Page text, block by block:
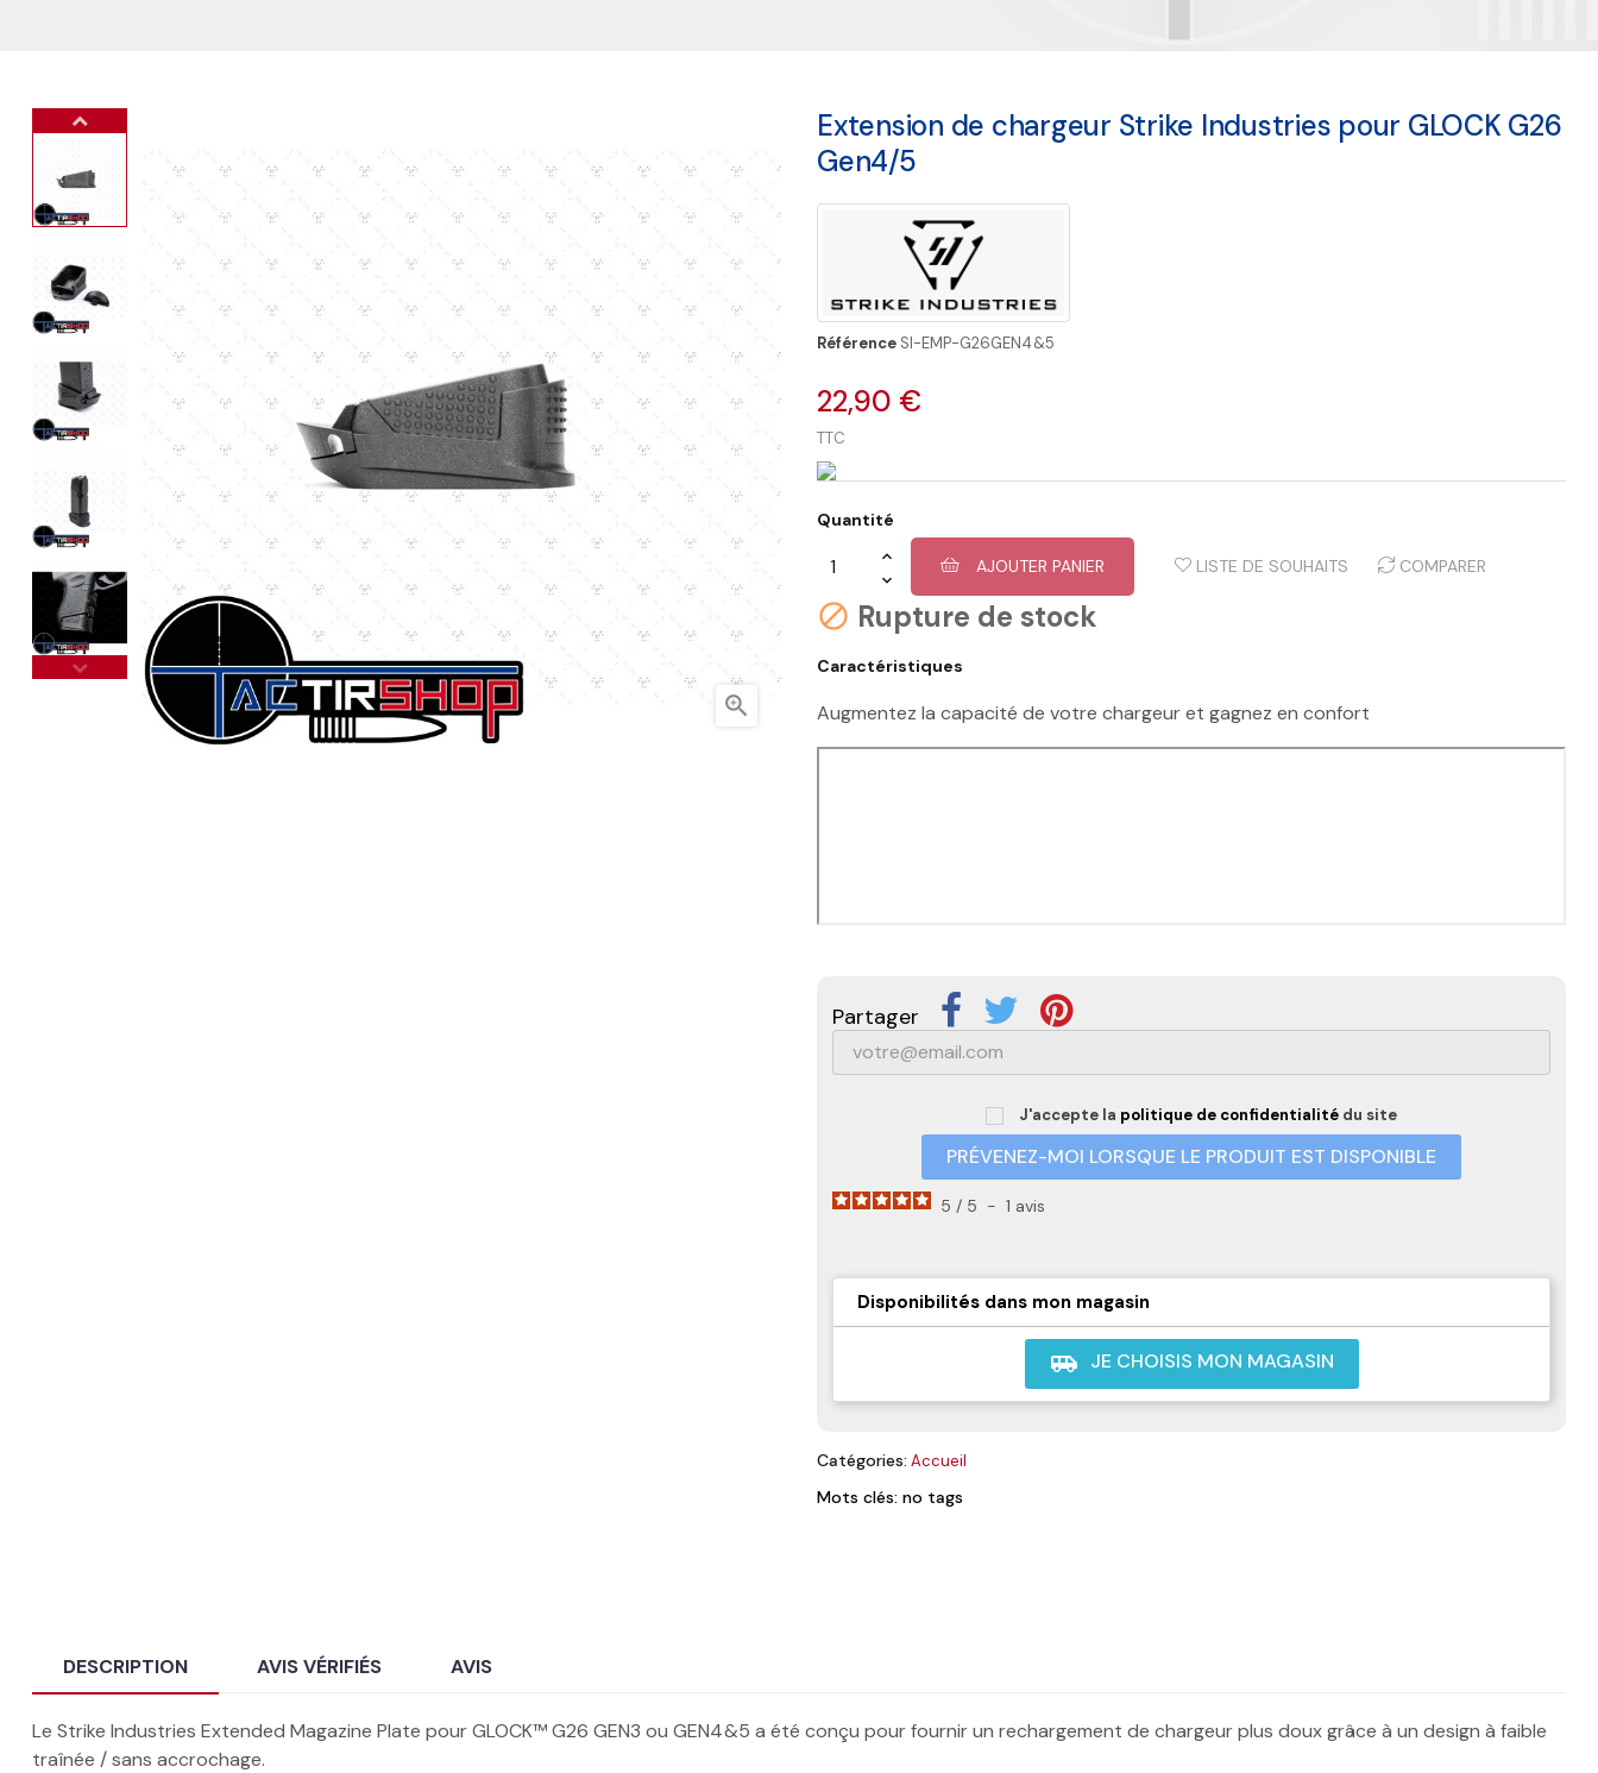

Extension de chargeur Strike Industries pour GLOCK G26
Gen4/5
Référence SI-EMP-G26GEN4&5
22,90 €
TTC
Quantité
AJOUTER PANIER LISTE DE SOUHAITS COMPARER
 Rupture de stock
Caractéristiques
Augmentez la capacité de votre chargeur et gagnez en confort
Partager
J'accepte la politique de confidentialité du site
PRÉVENEZ-MOI LORSQUE LE PRODUIT EST DISPONIBLE
5 / 5 - 1 avis
Disponibilités dans mon magasin
airport_shuttle JE CHOISIS MON MAGASIN
Catégories: Accueil
Mots clés: no tags
DESCRIPTION AVIS VÉRIFIÉS AVIS
Le Strike Industries Extended Magazine Plate pour GLOCK™ G26 GEN3 ou GEN4&5 a été conçu pour fournir un rechargement de chargeur plus doux grâce à un design à faible
traînée / sans accrochage.